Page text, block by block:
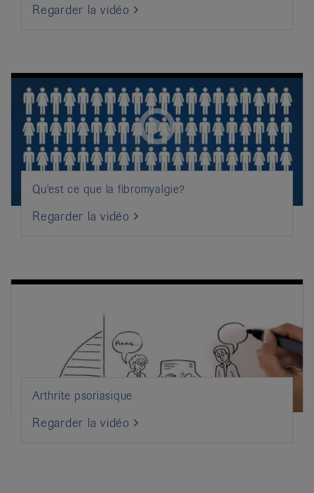
Regarder la vidéo
Qu'est ce que la fibromyalgie?
Regarder la vidéo
Arthrite psoriasique
Regarder la vidéo